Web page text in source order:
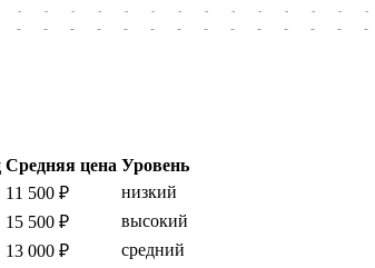
-
-
-
-
-
-
-
-
-
-
-
-
-
-
-
-
-
-
-
-
-
-
-
-
-
-
-
-
Средняя цена Уровень
11 500 ₽
низкий
15 500 ₽
высокий
13 000 ₽
средний